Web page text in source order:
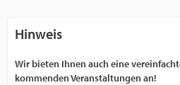
Hinweis
Wir bieten Ihnen auch eine
kommenden Veranstaltungen an!